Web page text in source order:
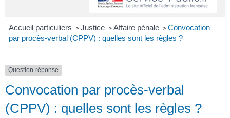
Accueil particuliers > Justice > Affaire pénale > Convocation
par procès-verbal (CPPV) : quelles sont les règles ?
Question-réponse
Convocation par procès-verbal
(CPPV) : quelles sont les règles ?